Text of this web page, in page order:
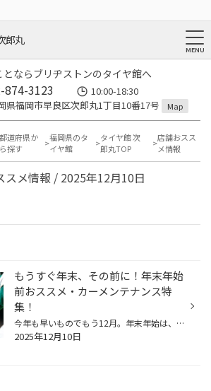
郎丸
とならブリヂストンのタイヤ館へ
874-3123
10:00-18:30
福岡市早良区次郎丸1丁目10番17号
Map
都道府県か
ら探す
福岡県のタ
イヤ館
タイヤ館 次
郎丸TOP
店舗おスス
メ情報
スメ情報 / 2025年12月10日
もうすぐ年末、その前に！年末年始
前おススメ・カーメンテナンス特
集！
今年も早いものでもう12月。年末年始は、冬時期のクルマのトラブルが発生しやすくなったり、 営業している販売店も少なかったりと、事前にしっかり点検やメンテナンスをしておきたいところ。 今回は、年末年始前におススメのカーメンテナンスをいくつかご紹介いたします。 【年末年始前 おススメ・...
2025年12月10日